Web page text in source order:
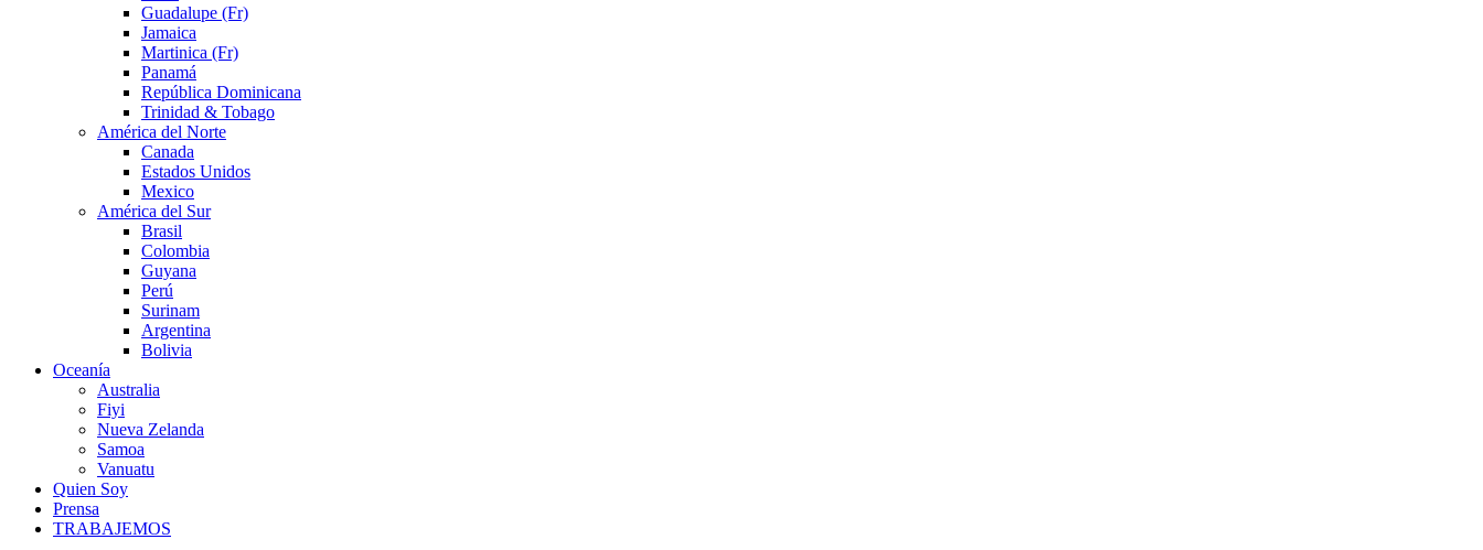
Guadalupe (Fr)
Jamaica
Martinica (Fr)
Panamá
República Dominicana
Trinidad & Tobago
América del Norte
Canada
Estados Unidos
Mexico
América del Sur
Brasil
Colombia
Guyana
Perú
Surinam
Argentina
Bolivia
Oceanía
Australia
Fiyi
Nueva Zelanda
Samoa
Vanuatu
Quien Soy
Prensa
TRABAJEMOS